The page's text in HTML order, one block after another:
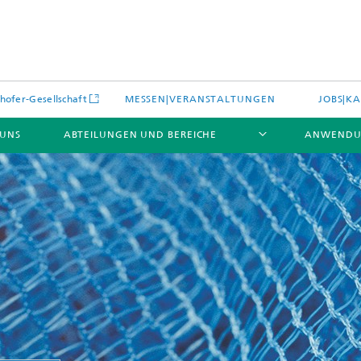
Gesellschaft MESSEN|VERANSTALTUNGEN
ABTEILUNGEN UND BEREICHE
und Leistungen
Aktuelles
Leistungen und Produkte
Energieerzeugung und -
aus dem Bereich »Prozesse